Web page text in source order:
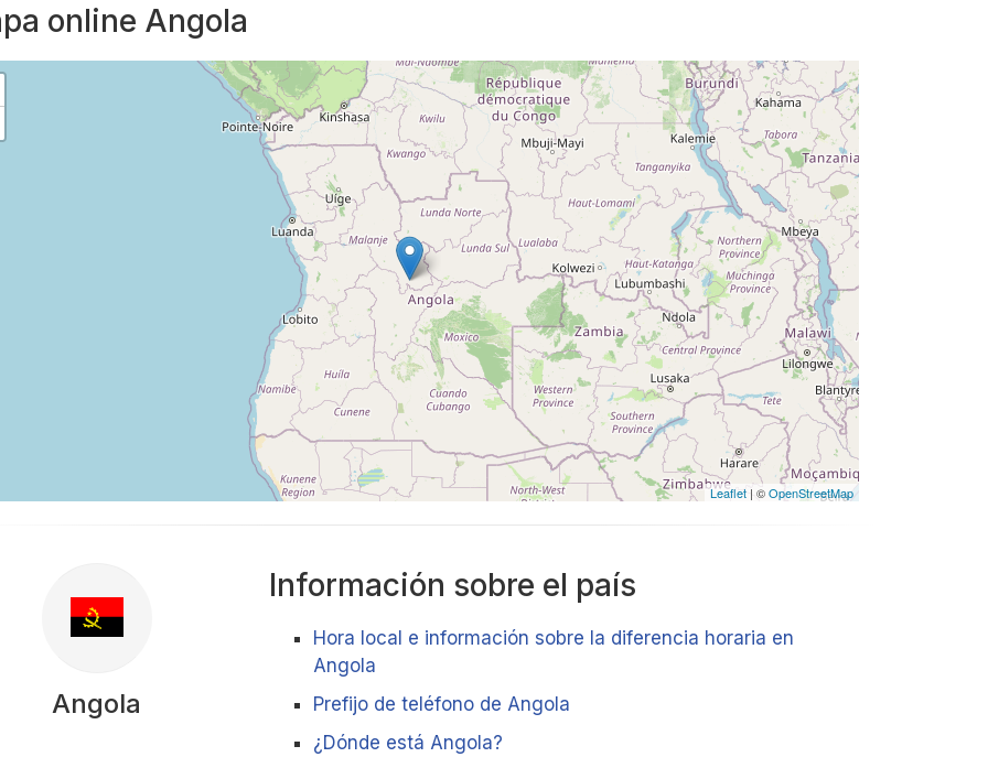
online Angola
Leaflet | ©OpenStreetMap
Angola
Información sobre el país
Hora local e información sobre la diferencia horaria en
Angola
Prefijo de teléfono de Angola
¿Dónde está Angola?